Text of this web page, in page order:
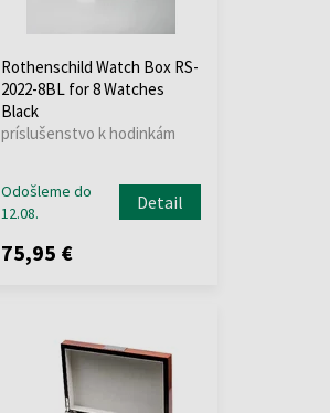
Rothenschild Watch Box RS-
2022-8BL for 8 Watches
Black
príslušenstvo k hodinkám
Odošleme do
12.08.
Detail
75,95 €